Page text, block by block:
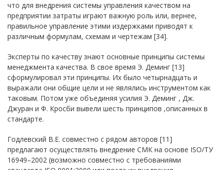
что для внедрения системы управления качеством на
предприятии затраты играют важную роль или, вернее,
правильное управление этими издержками приводят к
различным формулам, схемам и чертежам [34].
Эксперты по качеству знают основные принципы системы
менеджмента качества. В свое время Э. Деминг [13]
сформулировал эти принципы. Их было четырнадцать и
выражали они общие цели и не являлись инструментом как
таковым. Потом уже объединяя усилия Э. Деминг , Дж.
Джуран и Ф. Кросби вывели шесть принципов ,описанных в
стандарте.
Годлевский В.Е. совместно с рядом авторов [11]
предлагают осуществлять внедрение СМК на основе ISO/ТУ
16949–2002 (возможно совместно с требованиями